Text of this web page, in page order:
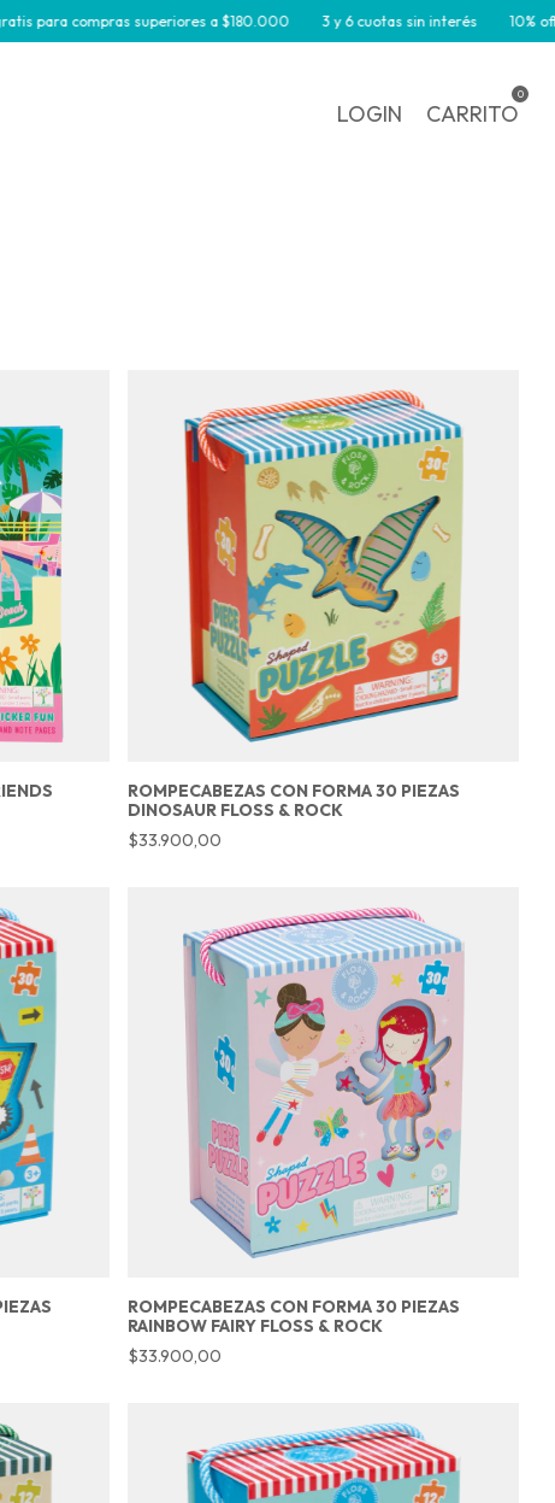
superiores a $180.000 3 y 6 cuotas sin interés 10% off por
LOGIN CARRITO
0
ROMPECABEZAS CON FORMA 30 PIEZAS
DINOSAUR FLOSS & ROCK
$33.900,00
ROMPECABEZAS CON FORMA 30 PIEZAS
RAINBOW FAIRY FLOSS & ROCK
$33.900,00